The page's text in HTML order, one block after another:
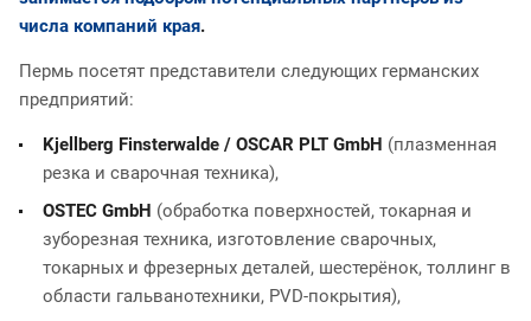
числа компаний края.
Пермь посетят представители следующих германских
предприятий:
Kjellberg Finsterwalde / OSCAR PLT GmbH (плазменная
резка и сварочная техника),
OSTEC GmbH (обработка поверхностей, токарная и
зуборезная техника, изготовление сварочных,
токарных и фрезерных деталей, шестерёнок, толлинг в
области гальванотехники, PVD-покрытия),